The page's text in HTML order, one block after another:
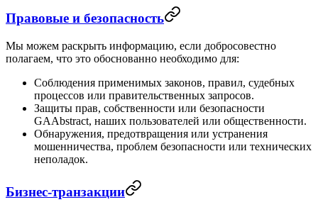
Правовые и безопасность
Мы можем раскрыть информацию, если добросовестно
полагаем, что это обоснованно необходимо для:
Соблюдения применимых законов, правил, судебных
процессов или правительственных запросов.
Защиты прав, собственности или безопасности
GAAbstract, наших пользователей или общественности.
Обнаружения, предотвращения или устранения
мошенничества, проблем безопасности или технических
неполадок.
Бизнес-транзакции